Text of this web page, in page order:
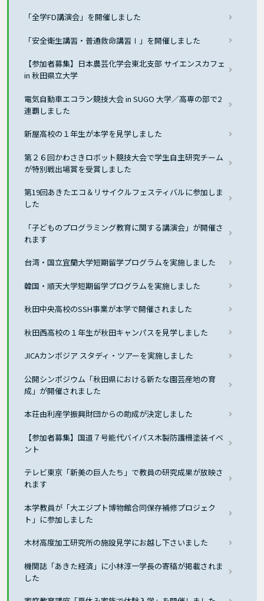
「全学FD講演会」を開催しました
「安全衛生講習・普通救命講習Ⅰ」を開催しました
【参加者募集】日本農芸化学会東北支部 サイエンスカフェ
in 秋田県立大学
電気自動車エコラン競技大会 in SUGO 大学／高専の部で2
連覇しました
新屋高校の１年生が本学を見学しました
第２６回かわさきロボット競技大会で学生自主研究チーム
が特別戦出場賞を受賞しました
第19回あきたエコ＆リサイクルフェスティバルに参加しま
した
「子どものプログラミング教育に関する講演会」が開催さ
れます
台湾・国立宜蘭大学短期留学プログラムを実施しました
韓国・順天大学短期留学プログラムを実施しました
秋田中央高校のSSH事業が本学で開催されました
秋田西高校の１年生が秋田キャンパスを見学しました
JICAカンボジア スタディ・ツアーを実施しました
公開シンポジウム「秋田県における新たな園芸産地の育
成」が開催されました
本荘由利産学振興財団からの助成が決定しました
【参加者募集】国道７号能代バイパス木製防護柵塗装イベ
ント
テレビ東京「新美の巨人たち」で教員の研究成果が放映さ
れます
本学教員が「大エジプト博物館合同保存補修プロジェク
ト」に参加しました
木材高度加工研究所の施設見学にお越し下さいました
機関誌「あきた経済」に小林淳一学長の寄稿が掲載されま
した